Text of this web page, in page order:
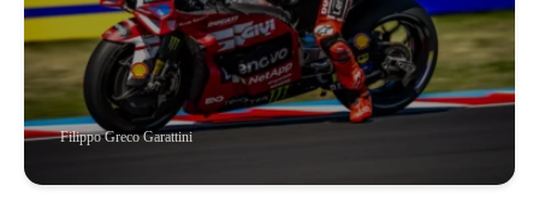
Filippo Greco Garattini